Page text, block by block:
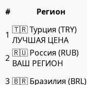
#
Регион
1 🇹🇷 Турция (TRY)
ЛУЧШАЯ ЦЕНА
2 🇷🇺 Россия (RUB)
ВАШ РЕГИОН
3 🇧🇷 Бразилия (BRL)